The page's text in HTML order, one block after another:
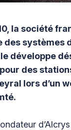
la société
des systèmes
développe
des
lors d’un